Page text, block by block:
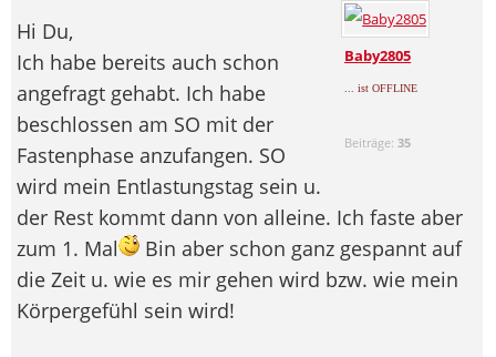
Baby2805
... ist OFFLINE
Beiträge:35
Hi Du,
Ich habe bereits auch schon
angefragt gehabt. Ich habe
beschlossen am SO mit der
Fastenphase anzufangen. SO
wird mein Entlastungstag sein u.
der Rest kommt dann von alleine. Ich faste aber
zum 1. Mal
Bin aber schon ganz gespannt auf
die Zeit u. wie es mir gehen wird bzw. wie mein
Körpergefühl sein wird!